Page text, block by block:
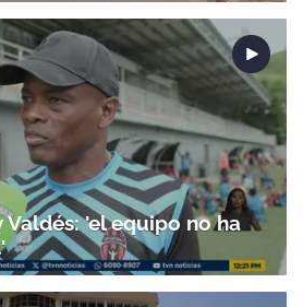
Valdés: 'el equipo no ha